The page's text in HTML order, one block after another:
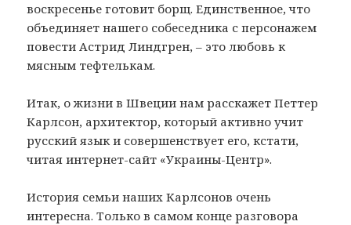
воскресенье готовит борщ. Единственное, что
объединяет нашего собеседника с персонажем
повести Астрид Линдгрен, – это любовь к
мясным тефтелькам.
Итак, о жизни в Швеции нам расскажет Петтер
Карлсон, архитектор, который активно учит
русский язык и совершенствует его, кстати,
читая интернет-сайт «Украины-Центр».
История семьи наших Карлсонов очень
интересна. Только в самом конце разговора